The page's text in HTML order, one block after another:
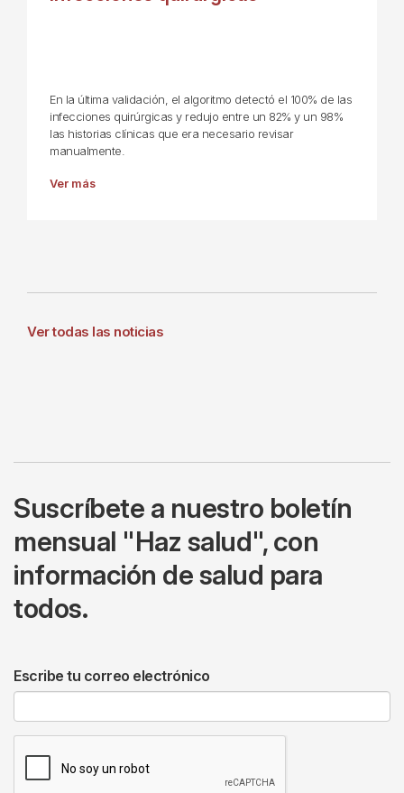
En la última validación, el algoritmo detectó el 100% de las
infecciones quirúrgicas y redujo entre un 82% y un 98%
las historias clínicas que era necesario revisar
manualmente.
Ver más
Ver todas las noticias
Suscríbete a nuestro boletín
mensual "Haz salud", con
información de salud para
todos.
Escribe tu correo electrónico